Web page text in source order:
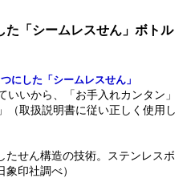
た「シームレスせん」ボトル
にした「シームレスせん」
いいから、「お手入れカンタン」
（取扱説明書に従い正しく使用し
せん構造の技術。ステンレスボ
印社調べ）